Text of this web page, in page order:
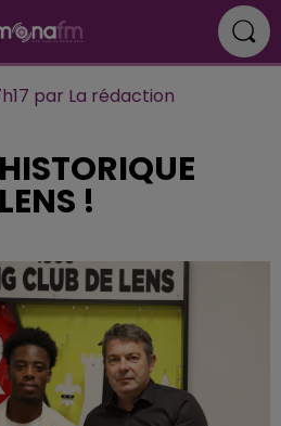
par La rédaction
!